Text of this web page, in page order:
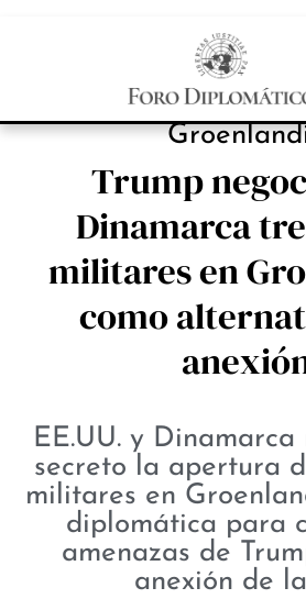
PROTAGONISTAS
Trump
Dinamarca
militares en
como
EE.UU. y Dinamarca
secreto la apertura
militares en
diplomática para
amenazas de
anexión de